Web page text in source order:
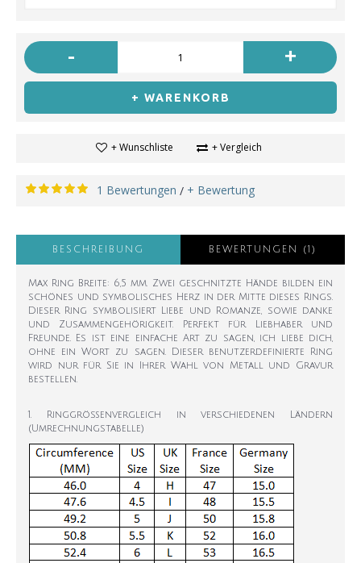
- +
+ WARENKORB
+ Wunschliste + Vergleich
1 Bewertungen / + Bewertung
BESCHREIBUNG BEWERTUNGEN (1)
Max Ring Breite: 6,5 mm. Zwei geschnitzte Hände bilden ein
schönes und symbolisches Herz in der Mitte dieses Rings.
Dieser Ring symbolisiert Liebe und Romanze, sowie danke
und Zusammengehörigkeit. Perfekt für Liebhaber und
Freunde. Es ist eine einfache Art zu sagen, ich liebe dich,
ohne ein Wort zu sagen. Dieser benutzerdefinierte Ring
wird nur für Sie in Ihrer Wahl von Metall und Gravur
bestellen.
1. Ringgrößenvergleich in verschiedenen Ländern
(Umrechnungstabelle)